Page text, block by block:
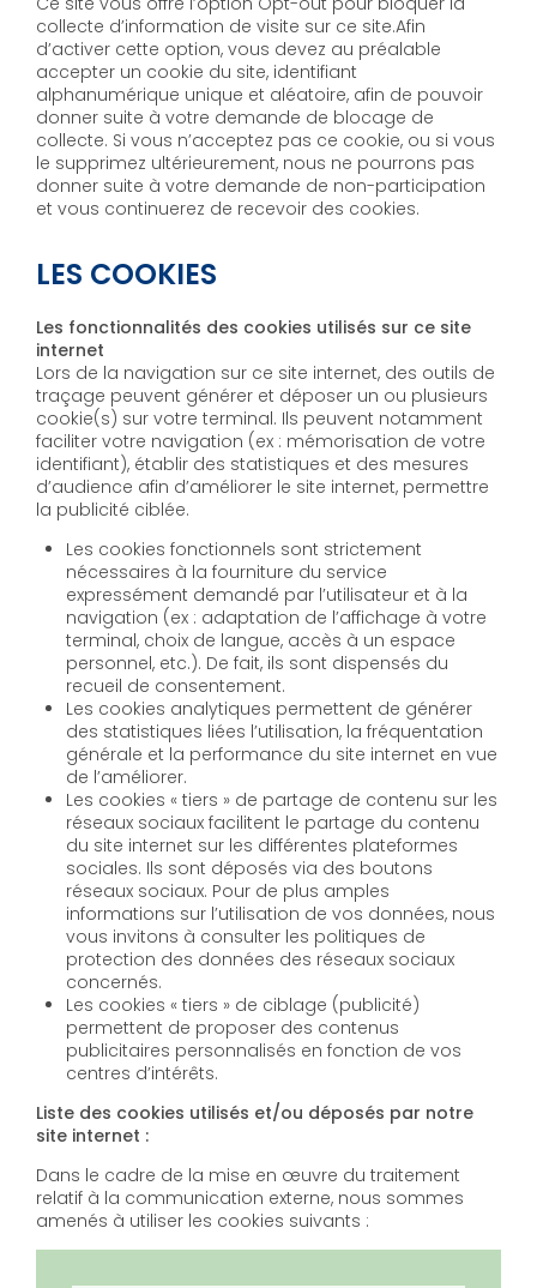
collecte d’information de visite sur ce site.Afin
d’activer cette option, vous devez au préalable
accepter un cookie du site, identifiant
alphanumérique unique et aléatoire, afin de pouvoir
donner suite à votre demande de blocage de
collecte. Si vous n’acceptez pas ce cookie, ou si vous
le supprimez ultérieurement, nous ne pourrons pas
donner suite à votre demande de non-participation
et vous continuerez de recevoir des cookies.
LES COOKIES
Les fonctionnalités des cookies utilisés sur ce site
internet
Lors de la navigation sur ce site internet, des outils de
traçage peuvent générer et déposer un ou plusieurs
cookie(s) sur votre terminal. Ils peuvent notamment
faciliter votre navigation (ex : mémorisation de votre
identifiant), établir des statistiques et des mesures
d’audience afin d’améliorer le site internet, permettre
la publicité ciblée.
Les cookies fonctionnels sont strictement
nécessaires à la fourniture du service
expressément demandé par l’utilisateur et à la
navigation (ex : adaptation de l’affichage à votre
terminal, choix de langue, accès à un espace
personnel, etc.). De fait, ils sont dispensés du
recueil de consentement.
Les cookies analytiques permettent de générer
des statistiques liées l’utilisation, la fréquentation
générale et la performance du site internet en vue
de l’améliorer.
Les cookies « tiers » de partage de contenu sur les
réseaux sociaux facilitent le partage du contenu
du site internet sur les différentes plateformes
sociales. Ils sont déposés via des boutons
réseaux sociaux. Pour de plus amples
informations sur l’utilisation de vos données, nous
vous invitons à consulter les politiques de
protection des données des réseaux sociaux
concernés.
Les cookies « tiers » de ciblage (publicité)
permettent de proposer des contenus
publicitaires personnalisés en fonction de vos
centres d’intérêts.
Liste des cookies utilisés et/ou déposés par notre
site internet :
Dans le cadre de la mise en œuvre du traitement
relatif à la communication externe, nous sommes
amenés à utiliser les cookies suivants :